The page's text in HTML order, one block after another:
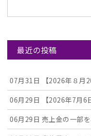
最近の投稿
07月31日 【2026年８月
06月29日 【2026年7月6
06月29日 売上金の一部